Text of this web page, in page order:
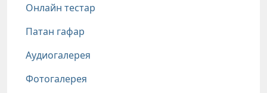
Онлайн тестар
Патан гафар
Аудиогалерея
Фотогалерея